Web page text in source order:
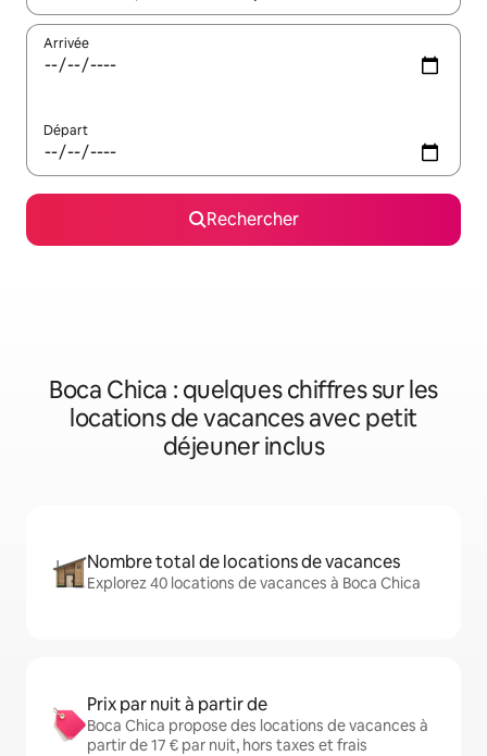
Arrivée
Départ
Rechercher
Boca Chica : quelques chiffres sur les
locations de vacances avec petit
déjeuner inclus
Nombre total de locations de vacances
Explorez 40 locations de vacances à Boca Chica
Prix par nuit à partir de
Boca Chica propose des locations de vacances à
partir de 17 € par nuit, hors taxes et frais